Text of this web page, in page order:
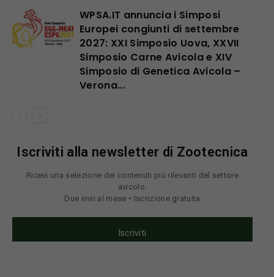
WPSA.IT annuncia i Simposi
Europei congiunti di settembre
2027: XXI Simposio Uova, XXVII
Simposio Carne Avicola e XIV
Simposio di Genetica Avicola –
Verona...
Iscriviti alla newsletter di Zootecnica
Ricevi una selezione dei contenuti più rilevanti del settore
avicolo.
Due invii al mese • Iscrizione gratuita
Iscriviti